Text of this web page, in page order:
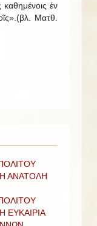
καθημένοις ἐν
Ματθ.
ΑΝΑΤΟΛΗ
ΕΥΚΑΙΡΙΑ